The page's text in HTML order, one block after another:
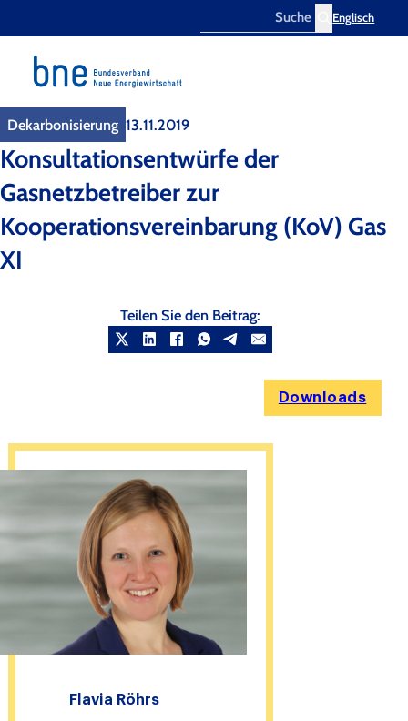
Englisch
Dekarbonisierung 13.11.2019
Konsultationsentwürfe der
Gasnetzbetreiber zur
Kooperationsvereinbarung (KoV) Gas
XI
Teilen Sie den Beitrag:
Downloads
Flavia Röhrs